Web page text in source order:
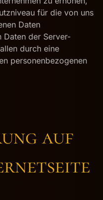
für die von uns
Daten
Daten der Server-
durch eine
personenbezogenen
auf